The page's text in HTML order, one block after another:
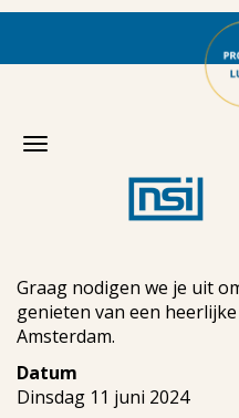
Graag nodigen we je uit
genieten van een
Amsterdam.
Datum
Dinsdag 11 juni 2024